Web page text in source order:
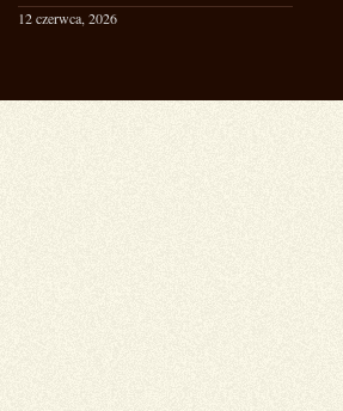
12 czerwca, 2026